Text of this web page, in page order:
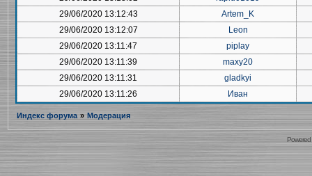
29/06/2020 13:12:43
Artem_K
29/06/2020 13:12:07
Leon
29/06/2020 13:11:47
piplay
29/06/2020 13:11:39
maxy20
29/06/2020 13:11:31
gladkyi
29/06/2020 13:11:26
Иван
Индекс форума » Модерация